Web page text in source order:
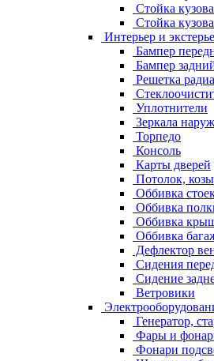
Стойка
Стойка
Интерьер и
Бампер
Бампер
Решетка
Уплотнители
Зеркала
Торпедо
Консоль
Карты дверей
Потолок,
Оббивка
Оббивка
Оббивка
Оббивка
Дефлектор
Сидения
Сидение
Ветровики
Генератор,
Фары и
Фонари